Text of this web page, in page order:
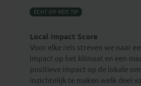
ÉCHT OP REIS TIP
Local Impact Score
Voor elke reis streven we naar
impact op het klimaat en een
positieve impact op de lokale
inzichtelijk te maken welk deel